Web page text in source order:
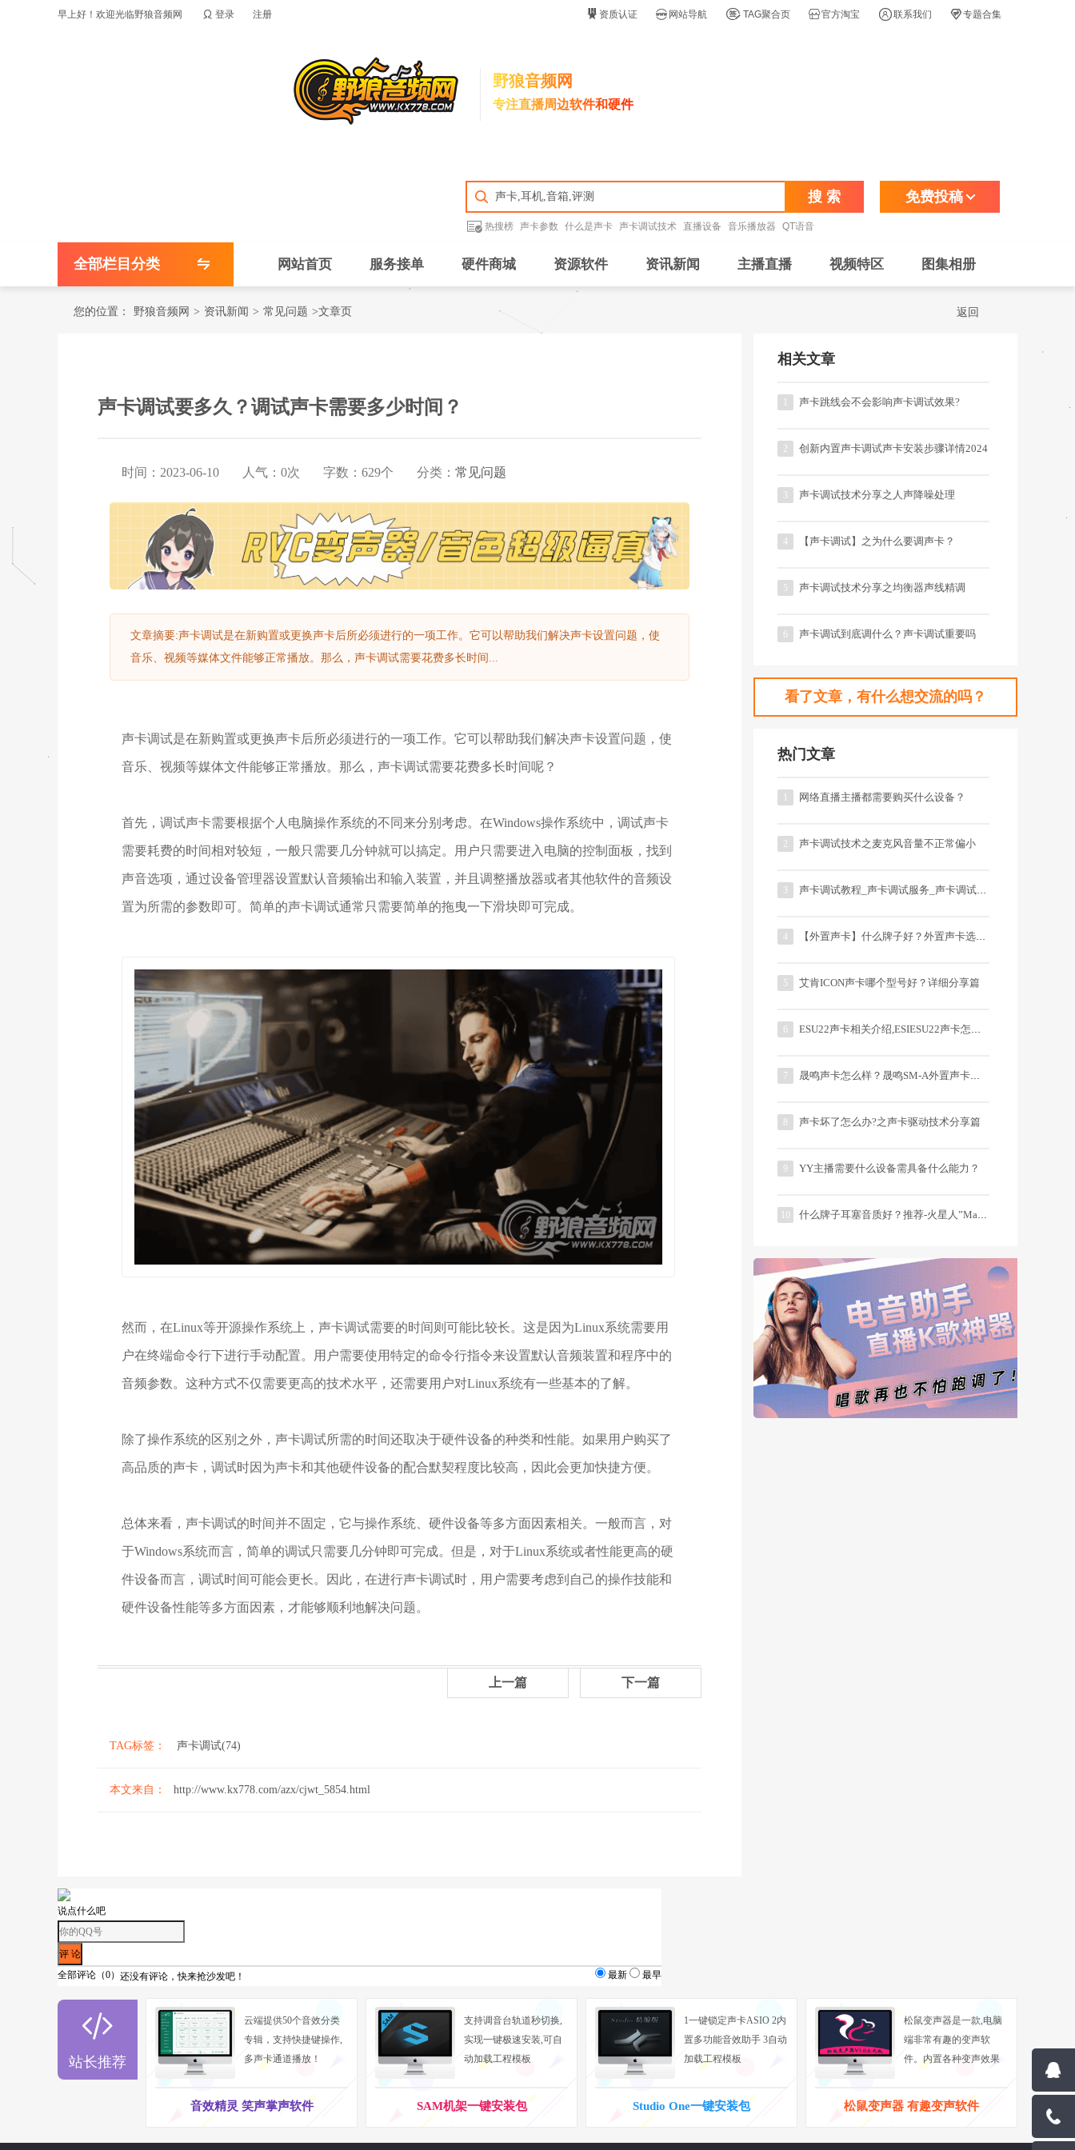
早上好！欢迎光临野狼音频网  登录 注册  资质认证  网站导航  TAG聚合页 官方淘宝 联系我们 专题合集
野狼音频网
专注直播周边软件和硬件
搜 索 免费投稿
 热搜榜 声卡参数 什么是声卡 声卡调试技术 直播设备 音乐播放器 QT语音
全部栏目分类 网站首页 服务接单 硬件商城 资源软件 资讯新闻 主播直播 视频特区 图集相册
您的位置： 野狼音频网 > 资讯新闻 > 常见问题 >文章页 返回
相关文章
声卡跳线会不会影响声卡调试效果?
2 创新内置声卡调试声卡安装步骤详情2024
3 声卡调试技术分享之人声降噪处理
4 【声卡调试】之为什么要调声卡？
5 声卡调试技术分享之均衡器声线精调
6 声卡调试到底调什么？声卡调试重要吗
看了文章，有什么想交流的吗？
热门文章
网络直播主播都需要购买什么设备？
2 声卡调试技术之麦克风音量不正常偏小
3 声卡调试教程_声卡调试服务_声卡调试多少钱？
4 【外置声卡】什么牌子好？外置声卡选购技巧
5 艾肯ICON声卡哪个型号好？详细分享篇
6 ESU22声卡相关介绍,ESIESU22声卡怎么样？
7 晟鸣声卡怎么样？晟鸣SM-A外置声卡简评
声卡坏了怎么办?之声卡驱动技术分享篇
9 YY主播需要什么设备需具备什么能力？
什么牌子耳塞音质好？推荐-火星人”Martian耳塞
声卡调试要多久？调试声卡需要多少时间？
时间：2023-06-10 人气： 0次 字数： 629个 分类： 常见问题
文章摘要:声卡调试是在新购置或更换声卡后所必须进行的一项工作。它可以帮助我们解决声卡设置问题，使
音乐、视频等媒体文件能够正常播放。那么，声卡调试需要花费多长时间...
声卡调试是在新购置或更换声卡后所必须进行的一项工作。它可以帮助我们解决声卡设置问题，使
音乐、视频等媒体文件能够正常播放。那么，声卡调试需要花费多长时间呢？
首先，调试声卡需要根据个人电脑操作系统的不同来分别考虑。在Windows操作系统中，调试声卡
需要耗费的时间相对较短，一般只需要几分钟就可以搞定。用户只需要进入电脑的控制面板，找到
声音选项，通过设备管理器设置默认音频输出和输入装置，并且调整播放器或者其他软件的音频设
置为所需的参数即可。简单的声卡调试通常只需要简单的拖曳一下滑块即可完成。
然而，在Linux等开源操作系统上，声卡调试需要的时间则可能比较长。这是因为Linux系统需要用
户在终端命令行下进行手动配置。用户需要使用特定的命令行指令来设置默认音频装置和程序中的
音频参数。这种方式不仅需要更高的技术水平，还需要用户对Linux系统有一些基本的了解。
除了操作系统的区别之外，声卡调试所需的时间还取决于硬件设备的种类和性能。如果用户购买了
高品质的声卡，调试时因为声卡和其他硬件设备的配合默契程度比较高，因此会更加快捷方便。
总体来看，声卡调试的时间并不固定，它与操作系统、硬件设备等多方面因素相关。一般而言，对
于Windows系统而言，简单的调试只需要几分钟即可完成。但是，对于Linux系统或者性能更高的硬
件设备而言，调试时间可能会更长。因此，在进行声卡调试时，用户需要考虑到自己的操作技能和
硬件设备性能等多方面因素，才能够顺利地解决问题。
上一篇 下一篇
TAG标签： 声卡调试(74)
本文来自： http://www.kx778.com/azx/cjwt_5854.html
说点什么吧
全部评论（0） 最新 最早
还没有评论，快来抢沙发吧！

站长推荐
云端提供50个音效分类
专辑，支持快捷键操作,
多声卡通道播放！
音效精灵 笑声掌声软件
支持调音台轨道秒切换,
实现一键极速安装,可自
动加载工程模板
SAM机架一键安装包
1一键锁定声卡ASIO 2内
置多功能音效助手 3自动
加载工程模板
Studio One一键安装包
松鼠变声器是一款,电脑
端非常有趣的变声软
件。内置各种变声效果
松鼠变声器 有趣变声软件